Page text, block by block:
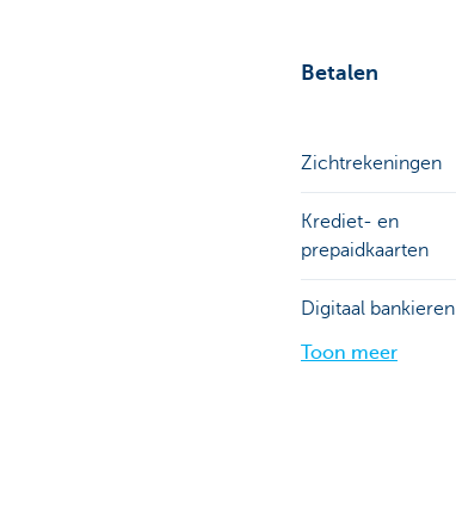
Betalen
Zichtrekeningen
Krediet- en
prepaidkaarten
Digitaal bankieren
Toon meer